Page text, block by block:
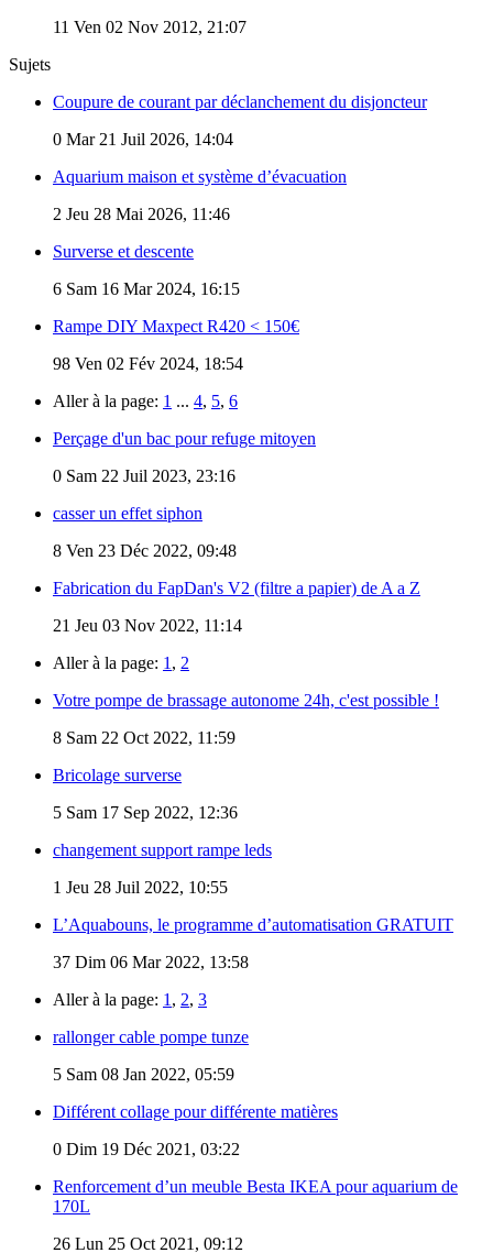
11 Ven 02 Nov 2012, 21:07
Sujets
Coupure de courant par déclanchement du disjoncteur
0 Mar 21 Juil 2026, 14:04
Aquarium maison et système d’évacuation
2 Jeu 28 Mai 2026, 11:46
Surverse et descente
6 Sam 16 Mar 2024, 16:15
Rampe DIY Maxpect R420 < 150€
98 Ven 02 Fév 2024, 18:54
Aller à la page: 1 ... 4, 5, 6
Perçage d'un bac pour refuge mitoyen
0 Sam 22 Juil 2023, 23:16
casser un effet siphon
8 Ven 23 Déc 2022, 09:48
Fabrication du FapDan's V2 (filtre a papier) de A a Z
21 Jeu 03 Nov 2022, 11:14
Aller à la page: 1 , 2
Votre pompe de brassage autonome 24h, c'est possible !
8 Sam 22 Oct 2022, 11:59
Bricolage surverse
5 Sam 17 Sep 2022, 12:36
changement support rampe leds
1 Jeu 28 Juil 2022, 10:55
L’Aquabouns, le programme d’automatisation GRATUIT
37 Dim 06 Mar 2022, 13:58
Aller à la page: 1 , 2, 3
rallonger cable pompe tunze
5 Sam 08 Jan 2022, 05:59
Différent collage pour différente matières
0 Dim 19 Déc 2021, 03:22
Renforcement d’un meuble Besta IKEA pour aquarium de
170L
26 Lun 25 Oct 2021, 09:12